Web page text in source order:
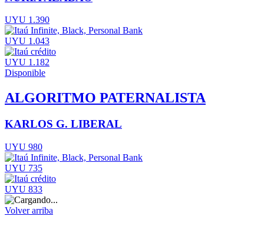
UYU 1.390
UYU 1.043
UYU 1.182
Disponible
ALGORITMO PATERNALISTA
KARLOS G. LIBERAL
UYU 980
UYU 735
UYU 833
Volver arriba